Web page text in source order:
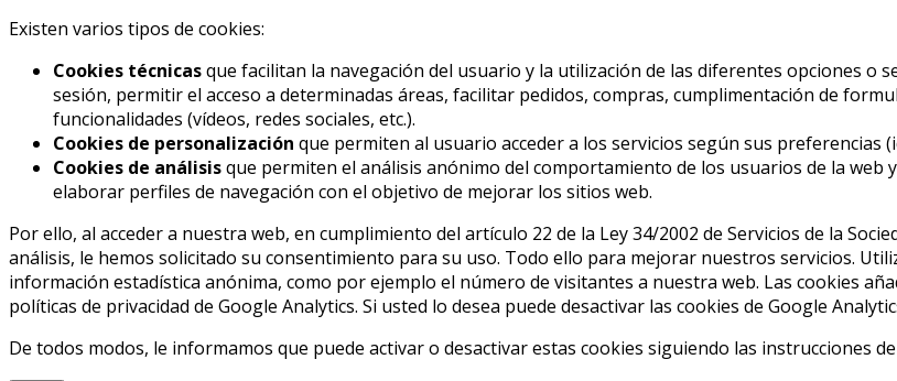
Existen varios tipos de cookies:
Cookies técnicasque facilitan la navegación del usuario y la utilización de las diferentes opciones o
sesión, permitir el acceso a determinadas áreas, facilitar pedidos, compras, cumplimentación de
funcionalidades (vídeos, redes sociales, etc.).
Cookies de personalización que permiten al usuario acceder a los servicios según sus preferencias
Cookies de análisisque permiten el análisis anónimo del comportamiento de los usuarios de la web
elaborar perfiles de navegación con el objetivo de mejorar los sitios web.
Por ello, al acceder a nuestra web, en cumplimiento del artículo 22 de la Ley 34/2002 de Servicios de la
análisis, le hemos solicitado su consentimiento para su uso. Todo ello para mejorar nuestros servicios.
información estadística anónima, como por ejemplo el número de visitantes a nuestra web. Las cookies
políticas de privacidad de Google Analytics. Si usted lo desea puede desactivar las cookies de Google
De todos modos, le informamos que puede activar o desactivar estas cookies siguiendo las instrucciones